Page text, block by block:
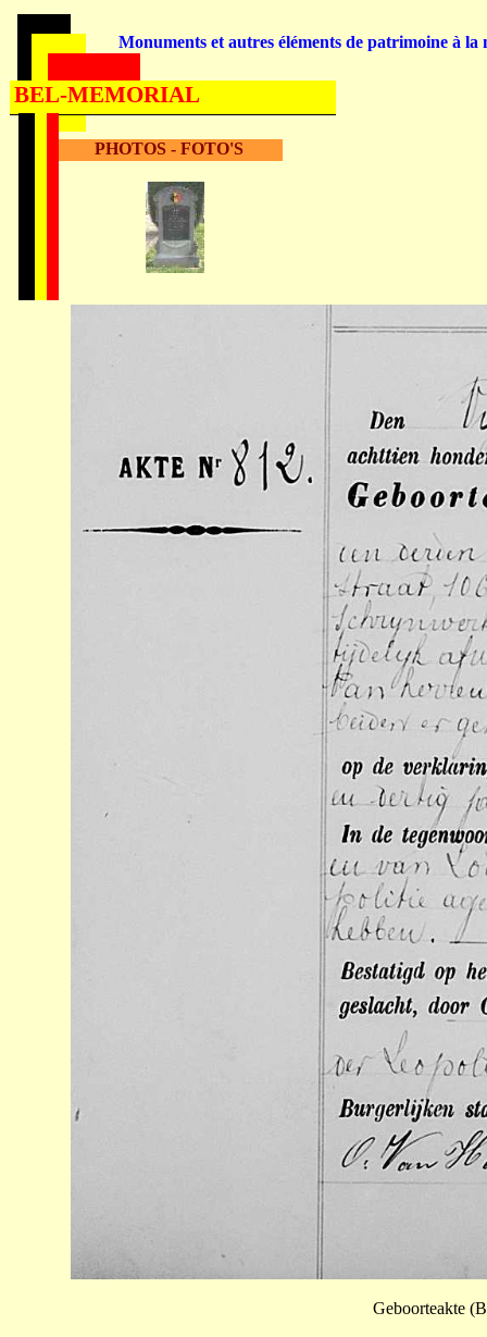
PHOTOS - FOTO'S
Geboorteakte
Monuments et autres éléments de patrimoine à la
BEL-MEMORIAL